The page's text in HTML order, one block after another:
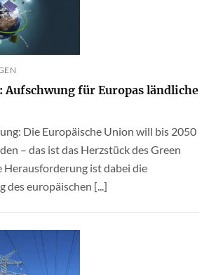
Aufschwung für Europas ländliche
Die Europäische Union will bis 2050
– das ist das Herzstück des Green
Herausforderung ist dabei die
des europäischen [...]